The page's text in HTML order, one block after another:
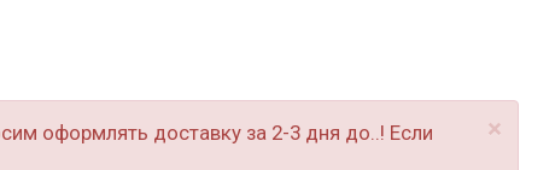
×
оформлять доставку за 2-3 дня до..! Если